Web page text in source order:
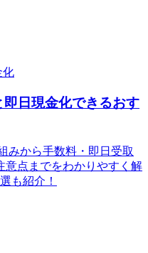
化
日現金化できるおす
みから手数料・即日受取
意点までをわかりやすく解
も紹介！